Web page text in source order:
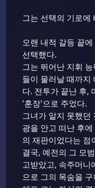
그는 선택의 기로에
오랜 내적 갈등 끝
선택했다.
그는 뛰어난 지휘
들이 물러날 때까지
다. 전투가 끝난 후,
'훈장'으로 주었다.
그녀가 알지 못했던
광을 안고 떠난 후
의 재판이었다는 점
결국, 예전의 그 모
고받았고, 속주머니
으로 그의 목숨을